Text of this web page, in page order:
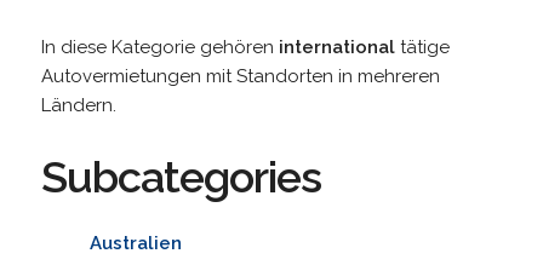
In diese Kategorie gehören internationaltätige
Autovermietungen mit Standorten in mehreren
Ländern.
Subcategories
Australien